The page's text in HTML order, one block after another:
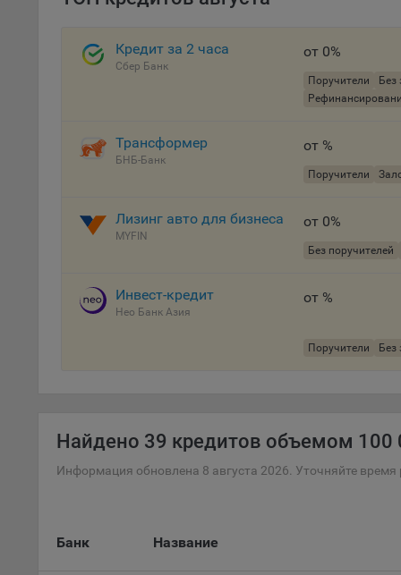
На
На
Кредит за 2 часа
Сбер Банк
от 0%
Поручители Без
Трансформер
БНБ-Банк
от %
Поручители
Лизинг авто для бизнеса
MYFIN
от 0%
Без поручителей
Инвест-кредит
Нео Банк Азия
от %
Поручители Без
Найдено 39 кредитов объемом 100
Информация обновлена 8 августа 2026. Уточняйте время
Банк Название